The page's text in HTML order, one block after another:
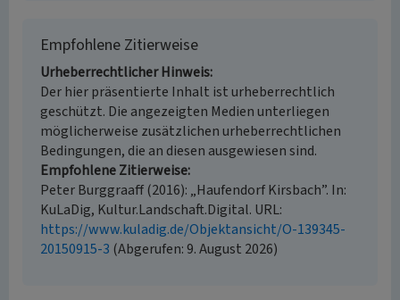
Empfohlene Zitierweise
Urheberrechtlicher Hinweis
Der hier präsentierte Inhalt ist urheberrechtlich
geschützt. Die angezeigten Medien unterliegen
möglicherweise zusätzlichen urheberrechtlichen
Bedingungen, die an diesen ausgewiesen sind.
Empfohlene Zitierweise
Peter Burggraaff (2016): „Haufendorf Kirsbach”. In:
KuLaDig, Kultur.Landschaft.Digital. URL:
https://www.kuladig.de/Objektansicht/O-139345-
20150915-3 (Abgerufen: 9. August 2026)